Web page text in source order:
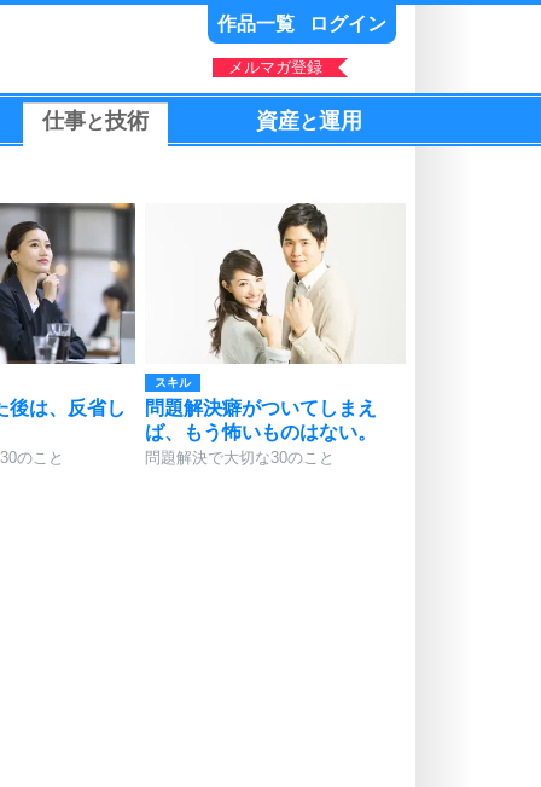
作品一覧 ログイン
メルマガ登録
仕事と技術 資産と運用
後は、反省し
のこと
スキル
問題解決癖がついてしまえ
ば、もう怖いものはない。
問題解決で大切な30のこと